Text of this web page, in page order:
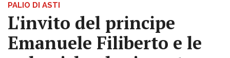
PALIO DI ASTI
L'invito del principe
Emanuele Filiberto e le